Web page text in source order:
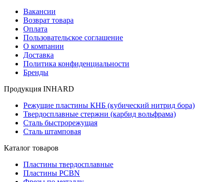
Вакансии
Возврат товара
Оплата
Пользовательское соглашение
О компании
Доставка
Политика конфиденциальности
Бренды
Продукция INHARD
Режущие пластины КНБ (кубический нитрид бора)
Твердосплавные стержни (карбид вольфрама)
Сталь быстрорежущая
Сталь штамповая
Каталог товаров
Пластины твердосплавные
Пластины PCBN